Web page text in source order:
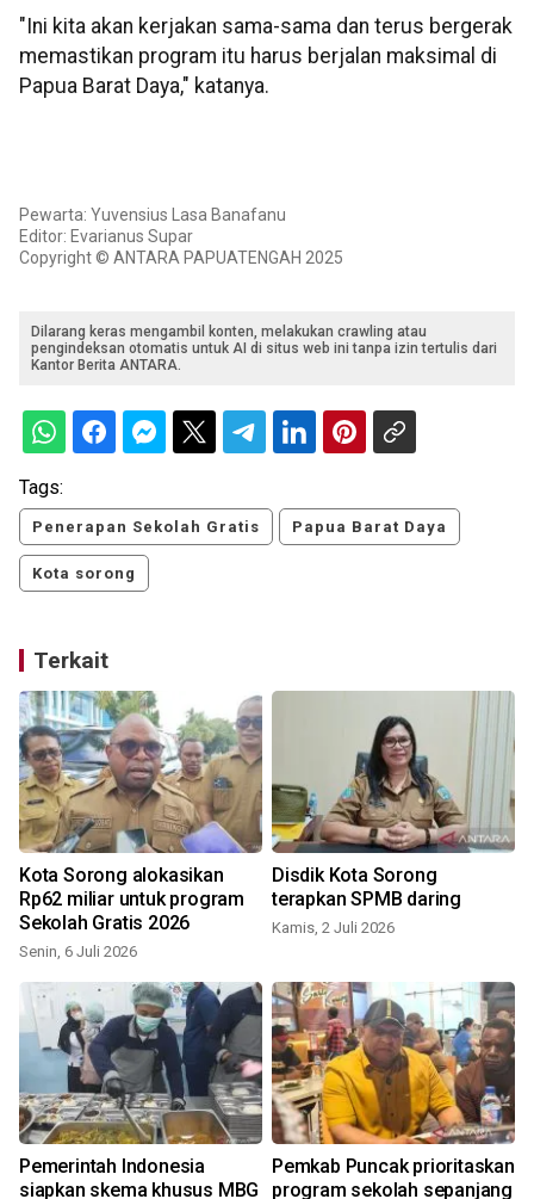
"Ini kita akan kerjakan sama-sama dan terus bergerak
memastikan program itu harus berjalan maksimal di
Papua Barat Daya," katanya.
Pewarta: Yuvensius Lasa Banafanu
Editor: Evarianus Supar
Copyright © ANTARA PAPUATENGAH 2025
Dilarang keras mengambil konten, melakukan crawling atau
pengindeksan otomatis untuk AI di situs web ini tanpa izin tertulis dari
Kantor Berita ANTARA.
Tags:
Penerapan Sekolah Gratis Papua Barat Daya
Kota sorong
Terkait
Kota Sorong alokasikan
Rp62 miliar untuk program
Sekolah Gratis 2026
Senin, 6 Juli 2026
Disdik Kota Sorong
terapkan SPMB daring
Kamis, 2 Juli 2026
Pemerintah Indonesia
siapkan skema khusus MBG
Pemkab Puncak prioritaskan
program sekolah sepanjang